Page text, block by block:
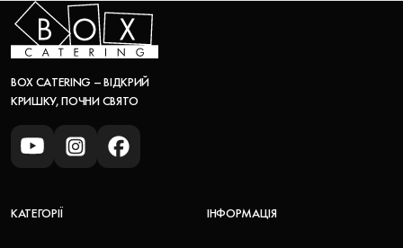
BOX CATERING – ВІДКРИЙ
КРИШКУ, ПОЧНИ СВЯТО
КАТЕГОРІЇ ІНФОРМАЦІЯ